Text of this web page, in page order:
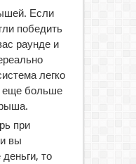
Если
победить
раунде и
легко
еще больше
при
вы
то